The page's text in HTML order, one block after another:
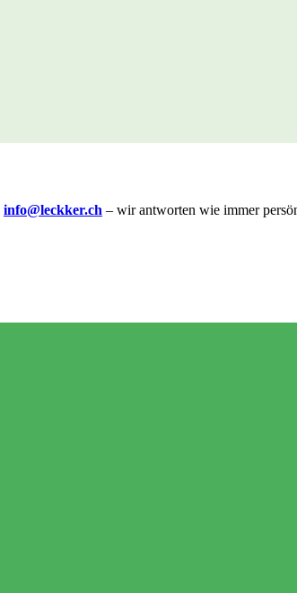
info@leckker.ch – wir antworten wie immer